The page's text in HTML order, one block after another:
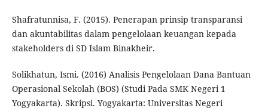
Shafratunnisa, F. (2015). Penerapan prinsip transparansi
dan akuntabilitas dalam pengelolaan keuangan kepada
stakeholders di SD Islam Binakheir.
Solikhatun, Ismi. (2016) Analisis Pengelolaan Dana Bantuan
Operasional Sekolah (BOS) (Studi Pada SMK Negeri 1
Yogyakarta). Skripsi. Yogyakarta: Universitas Negeri